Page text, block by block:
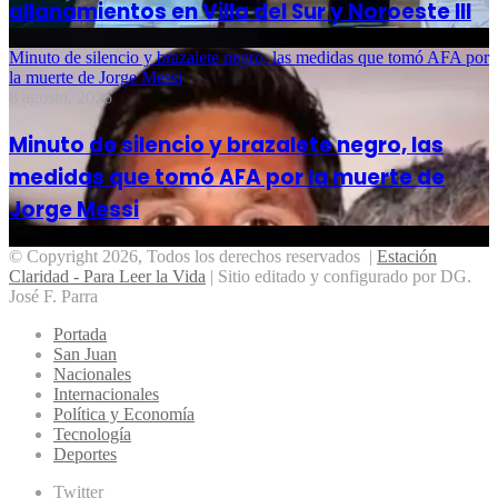
allanamientos en Villa del Sur y Noroeste III
Minuto de silencio y brazalete negro, las medidas que tomó AFA por
la muerte de Jorge Messi
8 agosto, 2026
Minuto de silencio y brazalete negro, las
medidas que tomó AFA por la muerte de
Jorge Messi
© Copyright 2026, Todos los derechos reservados | Estación
Claridad - Para Leer la Vida | Sitio editado y configurado por DG.
José F. Parra
Portada
San Juan
Nacionales
Internacionales
Política y Economía
Tecnología
Deportes
Twitter